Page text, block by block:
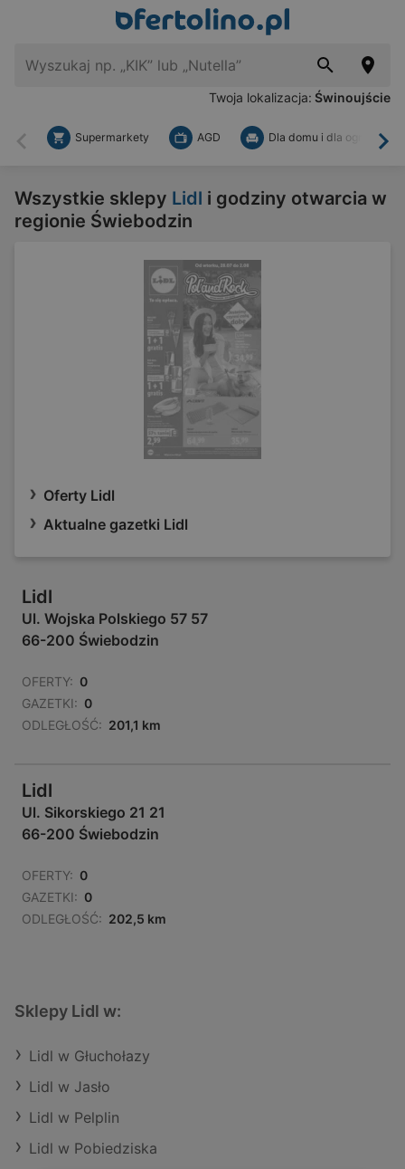
Twoja lokalizacja: Świnoujście
Wstecz
Supermarkety AGD Dla domu i dla ogrodu
Wszystkie sklepy Lidl i godziny otwarcia w
regionie Świebodzin
Oferty Lidl
Aktualne gazetki Lidl
Lidl
Ul. Wojska Polskiego 57 57
66-200 Świebodzin
OFERTY: 0
GAZETKI: 0
ODLEGŁOŚĆ: 201,1 km
Lidl
Ul. Sikorskiego 21 21
66-200 Świebodzin
OFERTY: 0
GAZETKI: 0
ODLEGŁOŚĆ: 202,5 km
Sklepy Lidl w:
Lidl w Głuchołazy
Lidl w Jasło
Lidl w Pelplin
Lidl w Pobiedziska